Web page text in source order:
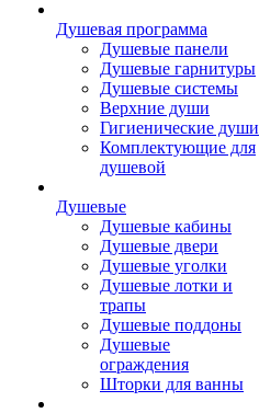
Душевая программа
Душевые панели
Душевые гарнитуры
Душевые системы
Верхние души
Гигиенические души
Комплектующие для
душевой
Душевые
Душевые кабины
Душевые двери
Душевые уголки
Душевые лотки и
трапы
Душевые поддоны
Душевые
ограждения
Шторки для ванны